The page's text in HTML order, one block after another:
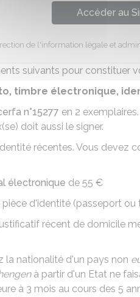
Accéder au
de l'information légale et
suivants pour constituer
timbre électronique,
n°15277 en 2
doit aussi le signer.
récentes. Vous devez
électronique de 55 €
pièce d'identité (passeport ou
récent de domicile
la nationalité d'un pays non
à partir d'un Etat ne
à 3 mois au cours des 5